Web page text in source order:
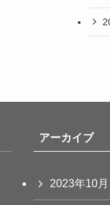
アーカイブ
2023年10月